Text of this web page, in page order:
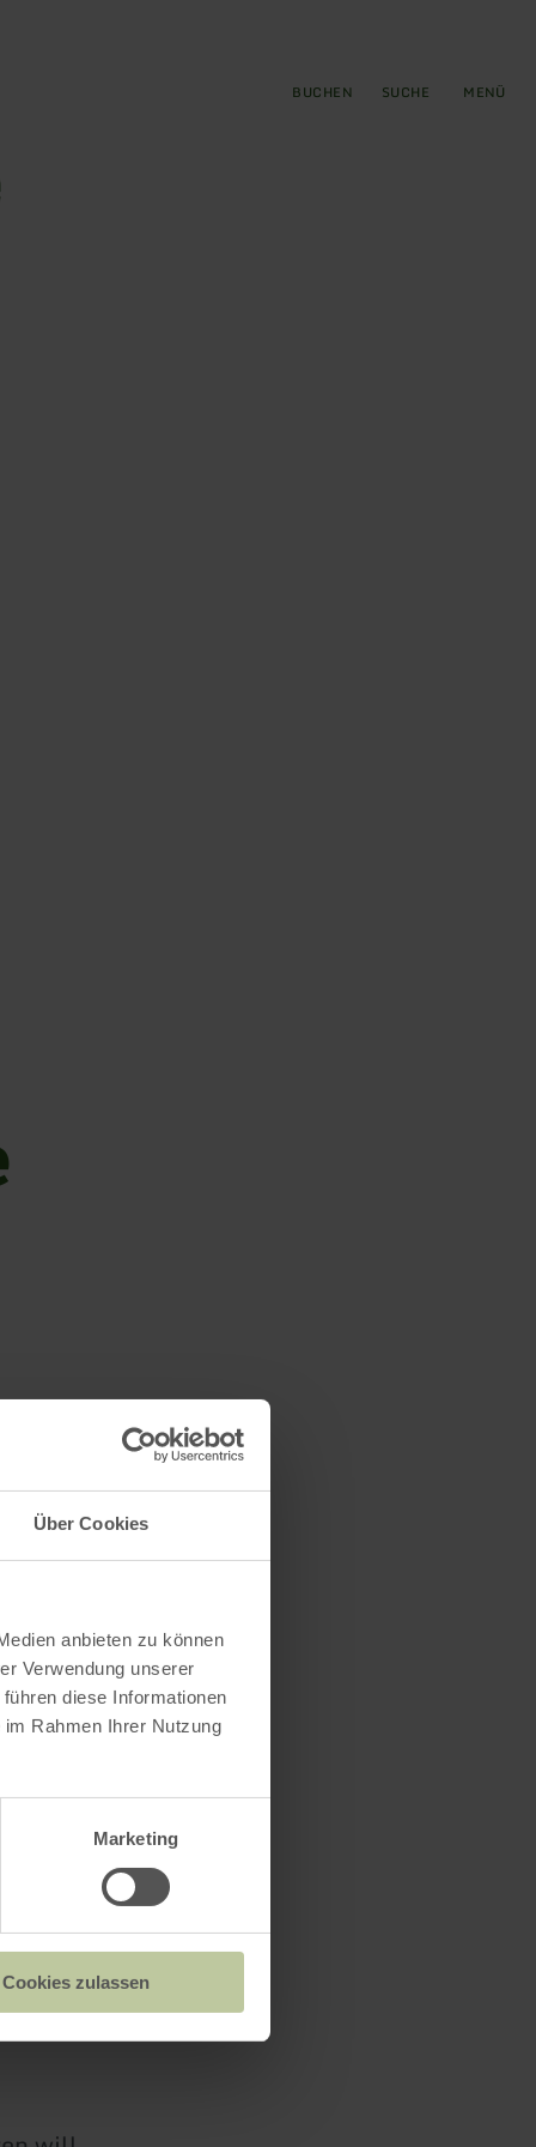
Über Cookies
anbieten zu können
Verwendung unserer
diese Informationen
Rahmen Ihrer Nutzung
Marketing
Cookies zulassen
BUCHEN SUCHE MENÜ
werden.
sie
ohne
Sie
sie
der